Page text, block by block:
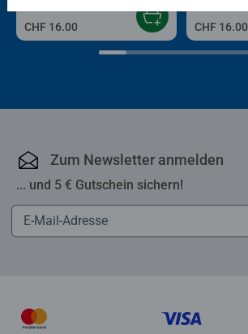
CHF 16.00 CHF 16.00
Zum Newsletter anmelden
... und 5 € Gutschein sichern!